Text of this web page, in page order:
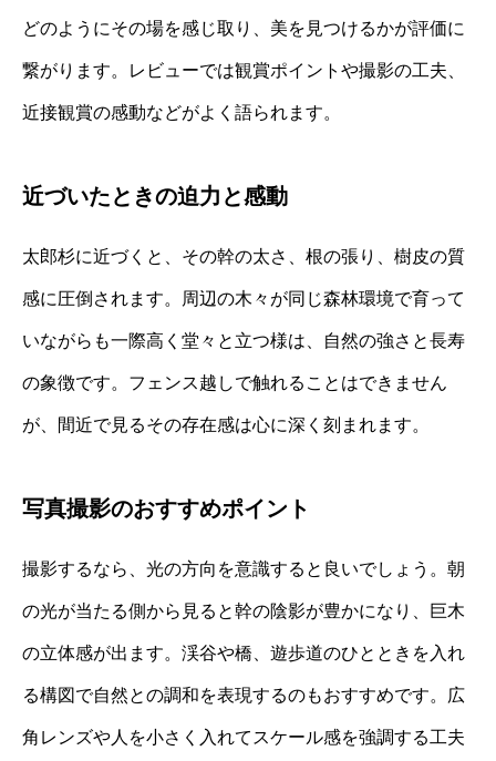
どのようにその場を感じ取り、美を見つけるかが評価に
繋がります。レビューでは観賞ポイントや撮影の工夫、
近接観賞の感動などがよく語られます。
近づいたときの迫力と感動
太郎杉に近づくと、その幹の太さ、根の張り、樹皮の質
感に圧倒されます。周辺の木々が同じ森林環境で育って
いながらも一際高く堂々と立つ様は、自然の強さと長寿
の象徴です。フェンス越しで触れることはできません
が、間近で見るその存在感は心に深く刻まれます。
写真撮影のおすすめポイント
撮影するなら、光の方向を意識すると良いでしょう。朝
の光が当たる側から見ると幹の陰影が豊かになり、巨木
の立体感が出ます。渓谷や橋、遊歩道のひとときを入れ
る構図で自然との調和を表現するのもおすすめです。広
角レンズや人を小さく入れてスケール感を強調する工夫